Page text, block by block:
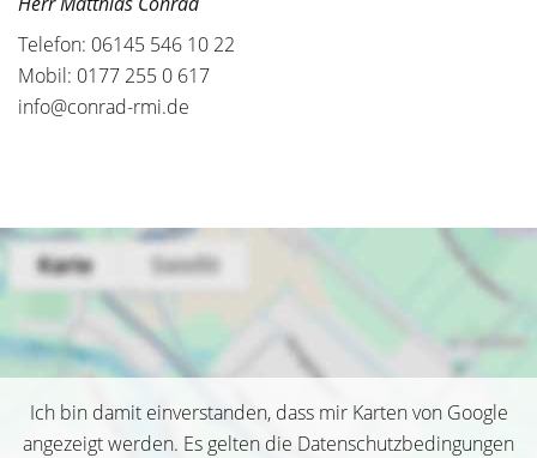
Telefon: 06145 546 10 22
Mobil: 0177 255 0 617
info@conrad-rmi.de
Ich bin damit einverstanden, dass mir Karten von Google
angezeigt werden. Es gelten die Datenschutzbedingungen